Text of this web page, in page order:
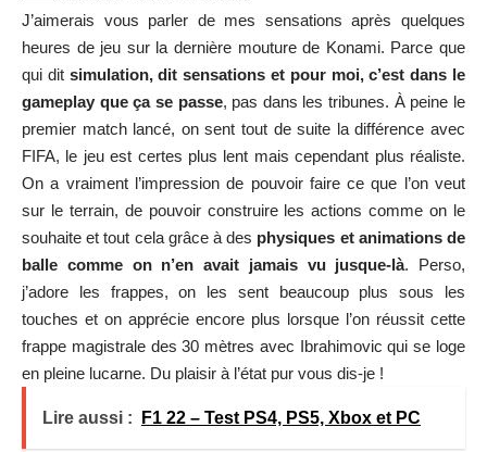
J’aimerais vous parler de mes sensations après quelques
heures de jeu sur la dernière mouture de Konami. Parce que
qui ditsimulation, dit sensations et pour moi, c’est dans le
gameplay que ça se passe, pas dans les tribunes. À peine le
premier match lancé, on sent tout de suite la différence avec
FIFA, le jeu est certes plus lent mais cependant plus réaliste.
On a vraiment l’impression de pouvoir faire ce que l’on veut
sur le terrain, de pouvoir construire les actions comme on le
souhaite et tout cela grâce à des physiques et animations de
balle comme on n’en avait jamais vu jusque-là. Perso,
j’adore les frappes, on les sent beaucoup plus sous les
touches et on apprécie encore plus lorsque l’on réussit cette
frappe magistrale des 30 mètres avec Ibrahimovic qui se loge
en pleine lucarne. Du plaisir à l’état pur vous dis-je !
Lire aussi : F1 22 – Test PS4, PS5, Xbox et PC